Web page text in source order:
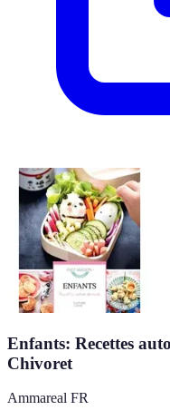
Enfants: Recettes
Chivoret
Ammareal FR